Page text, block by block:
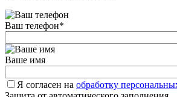
Ваш телефон*
Ваше имя
Я согласен на обработку